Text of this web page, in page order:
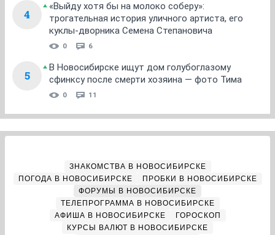
4
«Выйду хотя бы на молоко соберу»:
трогательная история уличного артиста, его
куклы-дворника Семена Степановича
0 6
5
В Новосибирске ищут дом голубоглазому
сфинксу после смерти хозяина — фото Тима
0 11
ЗНАКОМСТВА В НОВОСИБИРСКЕ
ПОГОДА В НОВОСИБИРСКЕ
ПРОБКИ В НОВОСИБИРСКЕ
ФОРУМЫ В НОВОСИБИРСКЕ
ТЕЛЕПРОГРАММА В НОВОСИБИРСКЕ
АФИША В НОВОСИБИРСКЕ
ГОРОСКОП
КУРСЫ ВАЛЮТ В НОВОСИБИРСКЕ